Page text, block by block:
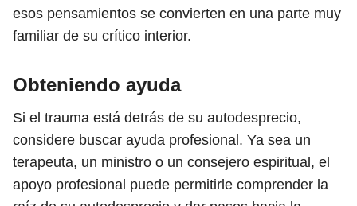
esos pensamientos se convierten en una parte muy
familiar de su crítico interior.
Obteniendo ayuda
Si el trauma está detrás de su autodesprecio,
considere buscar ayuda profesional. Ya sea un
terapeuta, un ministro o un consejero espiritual, el
apoyo profesional puede permitirle comprender la